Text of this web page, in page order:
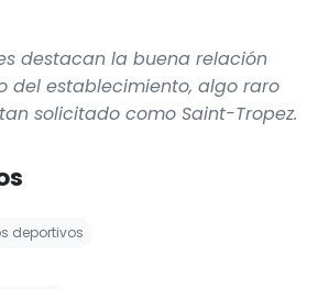
destacan la buena relación
del establecimiento, algo raro
solicitado como Saint-Tropez.
deportivos